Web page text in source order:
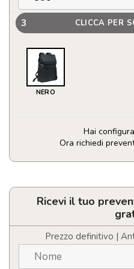
3 CLICCA PER
NERO
Hai
Ora richiedi
Zaino
laptop
Ricevi il tuo
Prezzo definitivo |